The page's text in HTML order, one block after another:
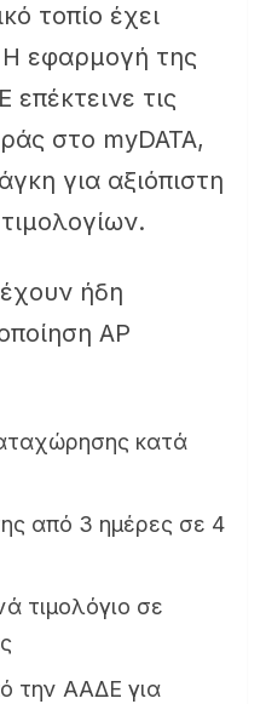
τοπίο έχει
Η εφαρμογή της
τις
στο myDATA,
για αξιόπιστη
έχουν ήδη
AP
κατά
από 3 ημέρες σε 4
τιμολόγιο σε
την ΑΑΔΕ για